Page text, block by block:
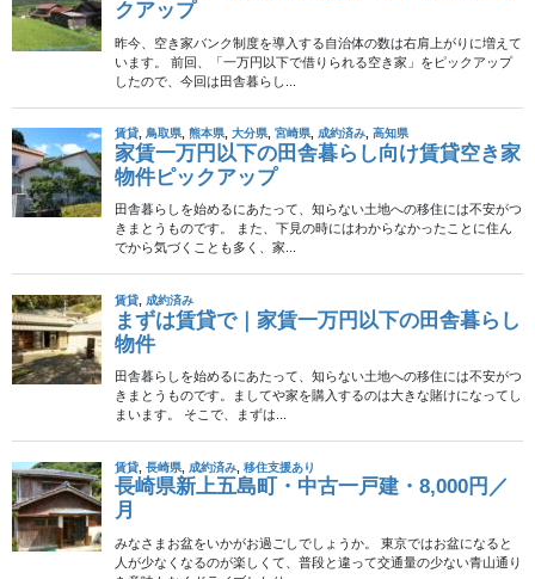
田舎暮らし
一番幸せな県は？ 47都道府県幸福度ラ
ンキング
少し前の話題になりますが、法政大学大学院の坂本光司教授と、
幸福度指数研究会のメンバーが面白い研究結果を発表していま
す。 様々な社会経済統計の中から、地域住民の幸福度を示してい
ると思われる40の指標を抽出し、これらの指標を […]
田舎暮らし
移住希望者がワサビ谷見学 – 中
国新聞
島根県内の中山間地域への移住や起業に関心のある首都圏在住者
家の案内で、同町紙祖のワサビ谷に入った。 […]
投
«
固
1
固
2